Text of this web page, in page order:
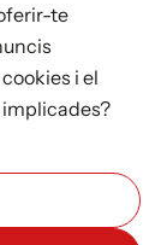
te
i el